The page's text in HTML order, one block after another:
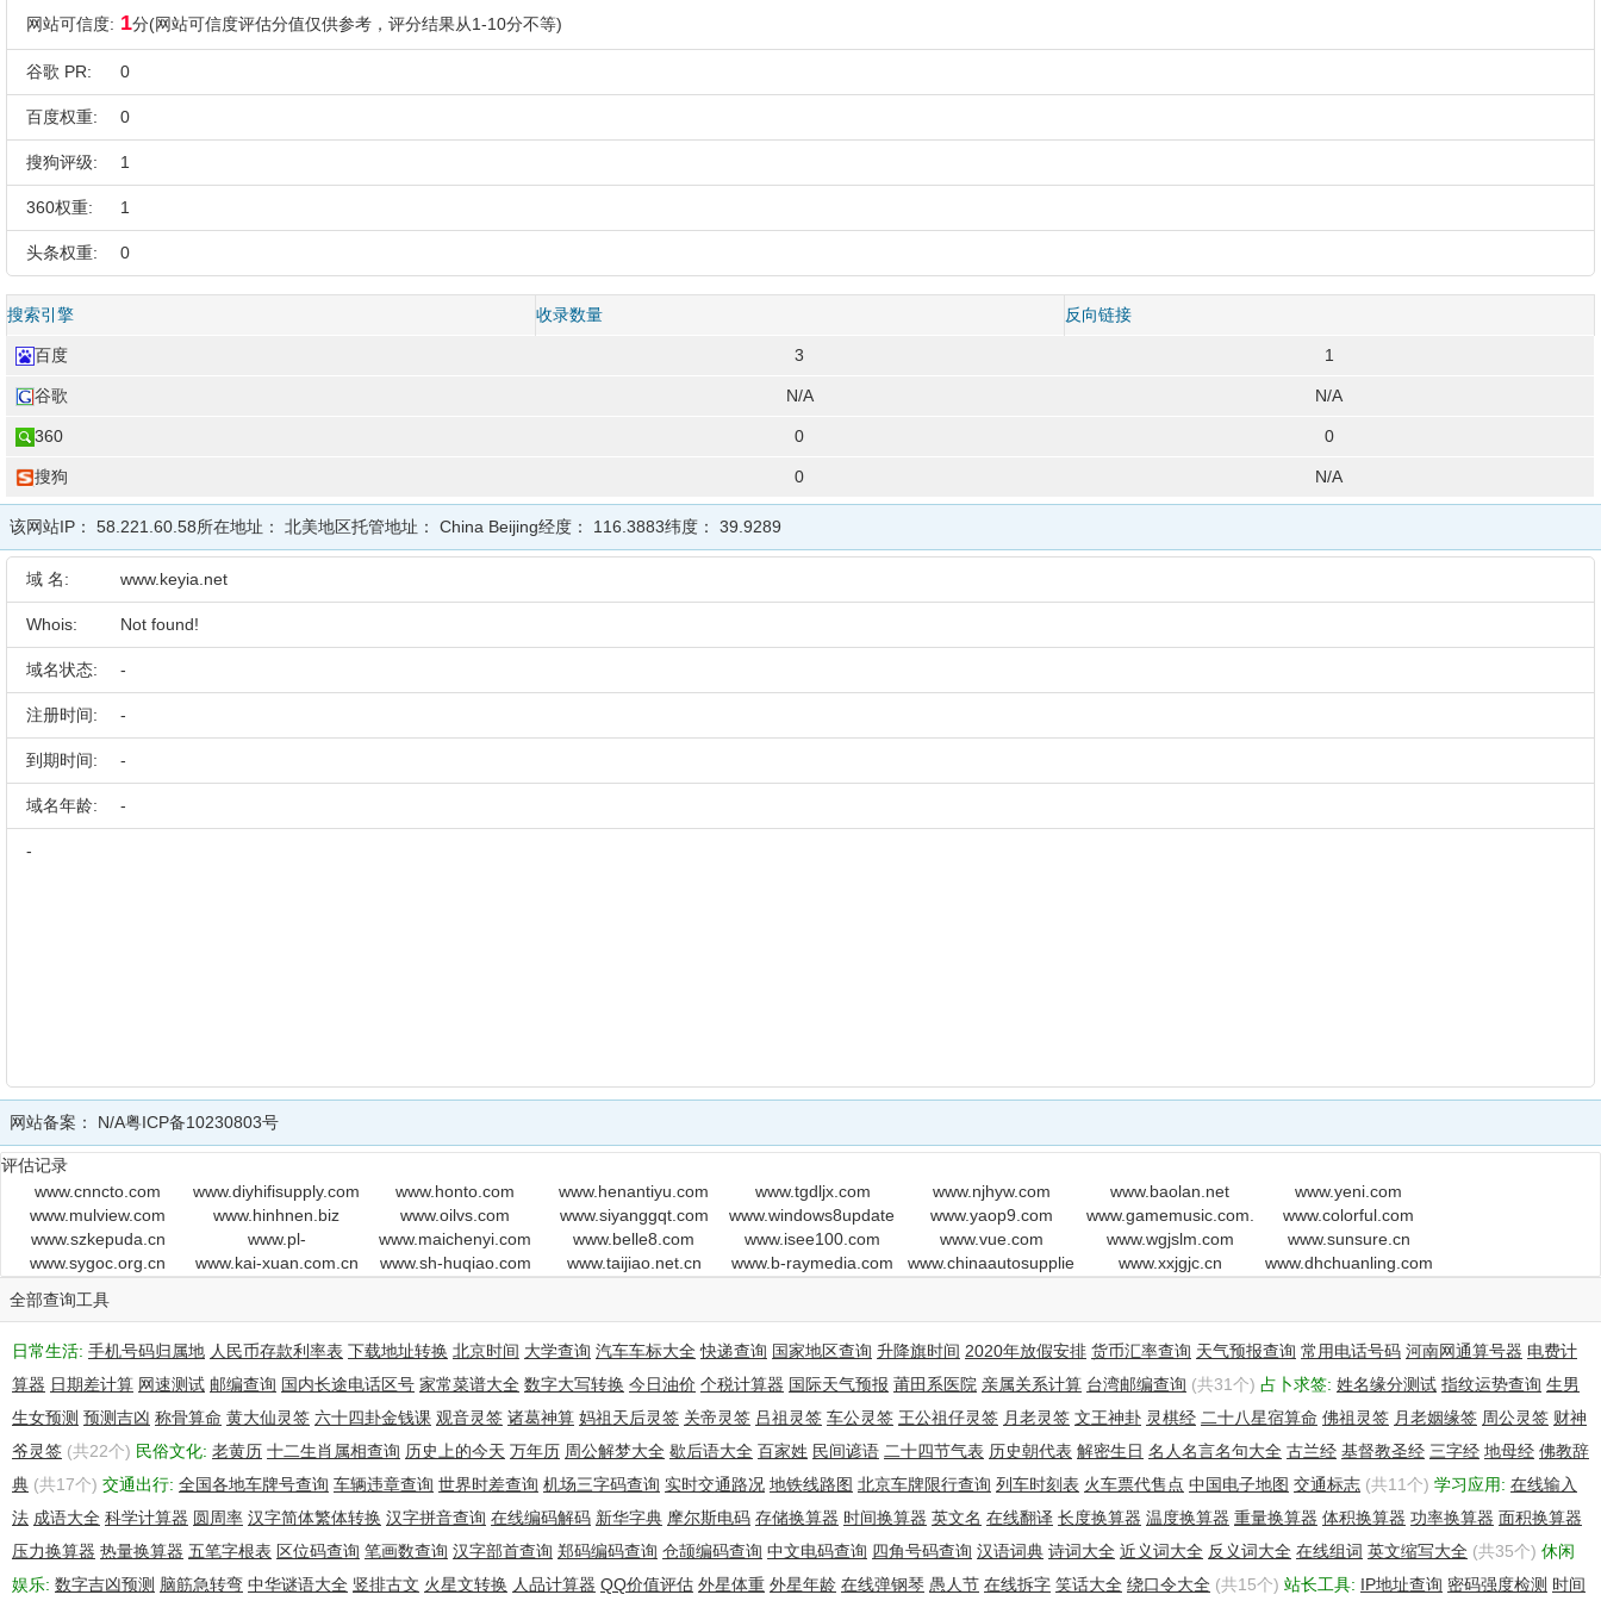
网站可信度: 1分(网站可信度评估分值仅供参考，评分结果从1-10分不等)
谷歌 PR: 0
百度权重: 0
搜狗评级: 1
360权重: 1
头条权重: 0
搜索引擎 收录数量 反向链接
百度 3 1
谷歌 N/A N/A
360 0 0
搜狗 0 N/A
该网站IP： 58.221.60.58所在地址： 北美地区托管地址： China Beijing经度： 116.3883纬度： 39.9289
域 名: www.keyia.net
Whois: Not found!
域名状态: -
注册时间: -
到期时间: -
域名年龄: -
-
网站备案： N/A粤ICP备10230803号
评估记录
www.cnncto.com
www.diyhifisupply.com www.honto.com www.henantiyu.com www.tgdljx.com www.njhyw.com www.baolan.net
www.yeni.com
www.mulview.com
www.hinhnen.biz www.oilvs.com www.siyanggqt.com www.windows8update.comwww.yaop9.com www.gamemusic.com.cn
www.colorful.com
www.szkepuda.cn
www.pl-
quansheng.com.cn
www.maichenyi.com www.belle8.com www.isee100.com www.vue.com www.wgjslm.com
www.sunsure.cn
www.sygoc.org.cn
www.kai-xuan.com.cn www.sh-huqiao.com www.taijiao.net.cn www.b-raymedia.com www.chinaautosupplier.com www.xxjgjc.cn
www.dhchuanling.com
全部查询工具
日常生活: 手机号码归属地 人民币存款利率表 下载地址转换 北京时间 大学查询 汽车车标大全 快递查询 国家地区查询 升降旗时间 2020年放假安排 货币汇率查询 天气预报查询 常用电话号码 河南网通算号器 电费计
算器 日期差计算 网速测试 邮编查询 国内长途电话区号 家常菜谱大全 数字大写转换 今日油价 个税计算器 国际天气预报 莆田系医院 亲属关系计算 台湾邮编查询 (共31个) 占卜求签: 姓名缘分测试 指纹运势查询 生男
生女预测 预测吉凶 称骨算命 黄大仙灵签 六十四卦金钱课 观音灵签 诸葛神算 妈祖天后灵签 关帝灵签 吕祖灵签 车公灵签 王公祖仔灵签 月老灵签 文王神卦 灵棋经 二十八星宿算命 佛祖灵签 月老姻缘签 周公灵签 财神
爷灵签 (共22个) 民俗文化: 老黄历 十二生肖属相查询 历史上的今天 万年历 周公解梦大全 歇后语大全 百家姓 民间谚语 二十四节气表 历史朝代表 解密生日 名人名言名句大全 古兰经 基督教圣经 三字经 地母经 佛教辞
典 (共17个) 交通出行: 全国各地车牌号查询 车辆违章查询 世界时差查询 机场三字码查询 实时交通路况 地铁线路图 北京车牌限行查询 列车时刻表 火车票代售点 中国电子地图 交通标志 (共11个) 学习应用: 在线输入
法 成语大全 科学计算器 圆周率 汉字简体繁体转换 汉字拼音查询 在线编码解码 新华字典 摩尔斯电码 存储换算器 时间换算器 英文名 在线翻译 长度换算器 温度换算器 重量换算器 体积换算器 功率换算器 面积换算器
压力换算器 热量换算器 五笔字根表 区位码查询 笔画数查询 汉字部首查询 郑码编码查询 仓颉编码查询 中文电码查询 四角号码查询 汉语词典 诗词大全 近义词大全 反义词大全 在线组词 英文缩写大全 (共35个) 休闲
娱乐: 数字吉凶预测 脑筋急转弯 中华谜语大全 竖排古文 火星文转换 人品计算器 QQ价值评估 外星体重 外星年龄 在线弹钢琴 愚人节 在线拆字 笑话大全 绕口令大全 (共15个) 站长工具: IP地址查询 密码强度检测 时间